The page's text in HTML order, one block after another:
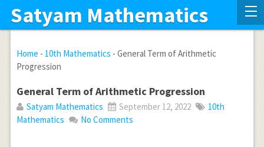
Satyam Mathematics
Home - 10th Mathematics - General Term of Arithmetic
Progression
General Term of Arithmetic Progression
Satyam Mathematics September 12, 2022
10th
Mathematics
No Comments